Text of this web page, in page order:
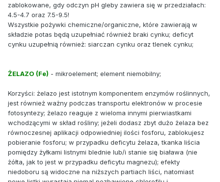
zablokowane, gdy odczyn pH gleby zawiera się w przedziałach:
4.5-4.7 oraz 7.5-9.5!
Wszystkie pożywki chemiczne/organiczne, które zawierają w
składzie potas będą uzupełniać również braki cynku; deficyt
cynku uzupełnią również: siarczan cynku oraz tlenek cynku;
ŻELAZO (Fe) - mikroelement; element niemobilny;
Korzyści: żelazo jest istotnym komponentem enzymów roślinnych,
jest również ważny podczas transportu elektronów w procesie
fotosyntezy; żelazo reaguje z wieloma innymi pierwiastkami
wchodzącymi w skład rośliny; jeżeli dodasz zbyt dużo żelaza bez
równoczesnej aplikacji odpowiedniej ilości fosforu, zablokujesz
pobieranie fosforu; w przypadku deficytu żelaza, tkanka liścia
pomiędzy żyłkami listnymi blednie lub/i stanie się biaława (nie
żółta, jak to jest w przypadku deficytu magnezu); efekty
niedoboru są widoczne na niższych partiach liści, natomiast